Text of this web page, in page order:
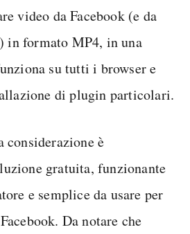
video da Facebook (e da
formato MP4, in una
su tutti i browser e
di plugin particolari.
considerazione è
gratuita, funzionante
e semplice da usare per
Da notare che